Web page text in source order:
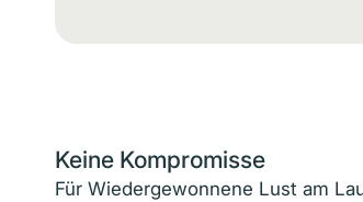
Keine Kompromisse
Für Wiedergewonnene Lust am